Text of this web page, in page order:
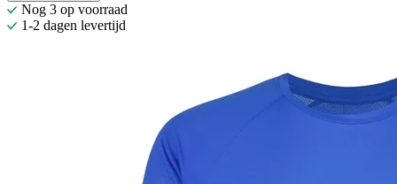
Nog 3 op voorraad
1-2 dagen levertijd